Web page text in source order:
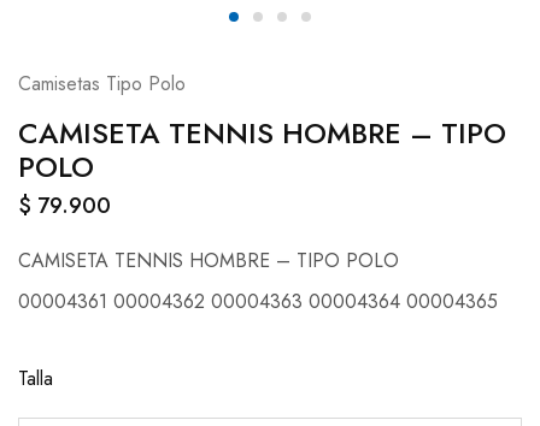
Camisetas Tipo Polo
CAMISETA TENNIS HOMBRE – TIPO
POLO
$ 79.900
CAMISETA TENNIS HOMBRE – TIPO POLO
00004361 00004362 00004363 00004364 00004365
Talla